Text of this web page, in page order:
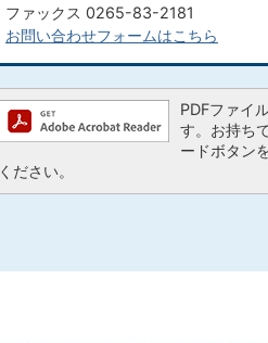
ファックス 0265-83-2181
お問い合わせフォームはこちら
PDFファイ
す。お持ち
ードボタン
ください。